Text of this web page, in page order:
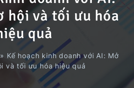
hội và tối ưu hóa
quả
» Kế hoạch kinh doanh với AI: Mở
và tối ưu hóa hiệu quả